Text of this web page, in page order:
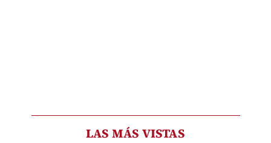
LAS MÁS VISTAS